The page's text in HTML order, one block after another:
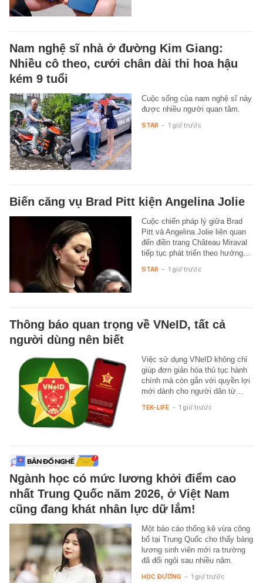
Nam nghệ sĩ nhà ở đường Kim Giang:
Nhiều cô theo, cưới chân dài thi hoa hậu
kém 9 tuổi
Cuộc sống của nam nghệ sĩ này
được nhiều người quan tâm.
STAR - 1 giờ trước
Biến căng vụ Brad Pitt kiện Angelina Jolie
Cuộc chiến pháp lý giữa Brad
Pitt và Angelina Jolie liên quan
đến điền trang Château Miraval
tiếp tục phát triển theo hướng…
STAR - 1 giờ trước
Thông báo quan trọng về VNeID, tất cả
người dùng nên biết
Việc sử dụng VNeID không chỉ
giúp đơn giản hóa thủ tục hành
chính mà còn gắn với quyền lợi
mới dành cho người dân từ…
TEK-LIFE - 1 giờ trước
Ngành học có mức lương khởi điểm cao
nhất Trung Quốc năm 2026, ở Việt Nam
cũng đang khát nhân lực dữ lắm!
Một báo cáo thống kê vừa công
bố tại Trung Quốc cho thấy bảng
lương sinh viên mới ra trường
đã đổi ngôi sau nhiều năm.
HỌC ĐƯỜNG - 1 giờ trước